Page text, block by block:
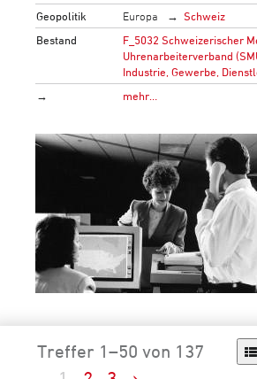
Geopolitik
Europa
Schweiz
Bestand
F_5032 Schweizerischer
Uhrenarbeiterverband
Industrie, Gewerbe,
→
mehr…
Treffer 1–50 von 137